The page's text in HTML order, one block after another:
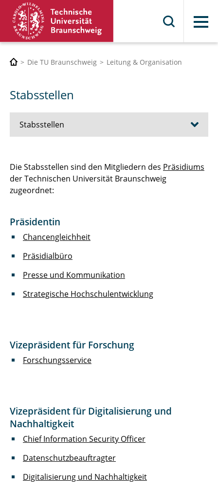
Menü
Die TU Braunschweig Leitung & Organisation
Stabsstellen
Stabsstellen
Betriebsärztlicher Dienst
Chief Information Security Officer
Datenschutz
Forschungsservice
Organisationsentwicklung
Kompetenzzentrum Hochschuldidaktik für
Presse und Kommunikation
Projektmanagement Office
Strategische Hochschulentwicklung
Die Stabsstellen sind den Mitgliedern des Präsidiums
der Technischen Universität Braunschweig
zugeordnet:
Präsidentin
Chancengleichheit
Präsidialbüro
Presse und Kommunikation
Strategische Hochschulentwicklung
Vizepräsident für Forschung
Forschungsservice
Vizepräsident für Digitalisierung und
Nachhaltigkeit
Chief Information Security Officer
Datenschutzbeauftragter
Digitalisierung und Nachhaltigkeit